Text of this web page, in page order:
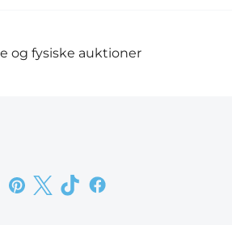
og fysiske auktioner